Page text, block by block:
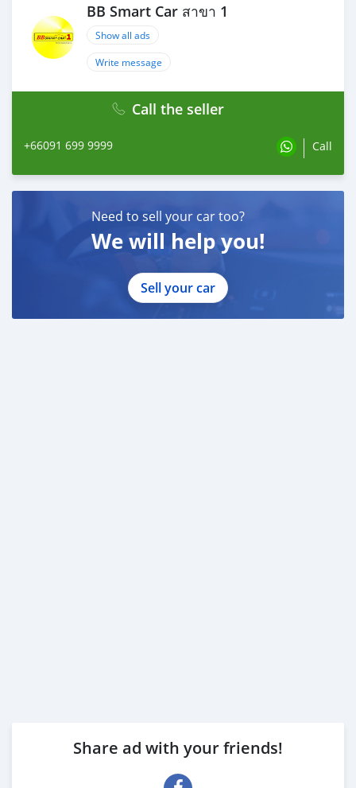
(ซื้อสด ราคานี้ยังไม่รวมค่าดำเนินการ 10,000 บ.)
🚩 Price. 259,000 บาท
ยอดจัด : 269,000 บาท
เงินดาวน์ : 0 บาท
ค่าดำเนินการ : 10,000 บาท
รวมออกรถ : 0 บาท
ผ่อน72 = 5,545 บาท
เงื่อนไขเป็นไปตามที่ไฟแนนซ์กำหนด**
🔥 เงื่อนไข โปรโมชั่น ผ่อนคนละครึ่ง
- เพียงเพิ่มราคา 12,000฿(สามารถรวมในยอดจัดได้)
-ยอดจัดไม่เกิน 800,000฿
BB Smart Car สาขา 1
Show all ads
Write message
Call the seller
+66091 699 9999 Call
Need to sell your car too?
We will help you!
Sell your car
Share ad with your friends!